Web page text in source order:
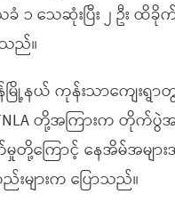
၁ သေဆုံးပြီး ၂ ဦး ထိ
သည်။
နယ် ကုန်းသာကျေးရွာ
တို့အကြားက တိုက်
တို့ကြောင့် နေအိမ်အမျာ
များက ပြောသည်။